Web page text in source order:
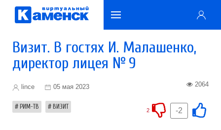
Визит. В гостях И. Малашенко,
директор лицея № 9
lince 05 мая 2023 2064
РИМ-ТВ ВИЗИТ -2
2